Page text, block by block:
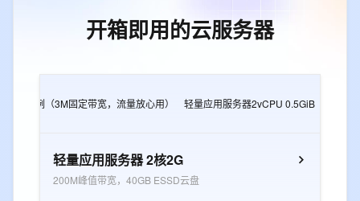
开箱即用的云服务器
e实例（3M固定带宽，流量放心用） 轻量应用服务器2vCPU 0.5GiB
轻量应用服务器 2核2G
200M峰值带宽，40GB ESSD云盘